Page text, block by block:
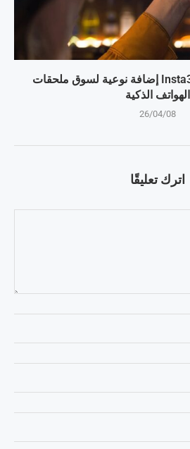
شاشة Snap من Insta360 إضافة نوعية لسوق ملحقات
الهواتف الذكية
26/04/08
اترك تعليقًا